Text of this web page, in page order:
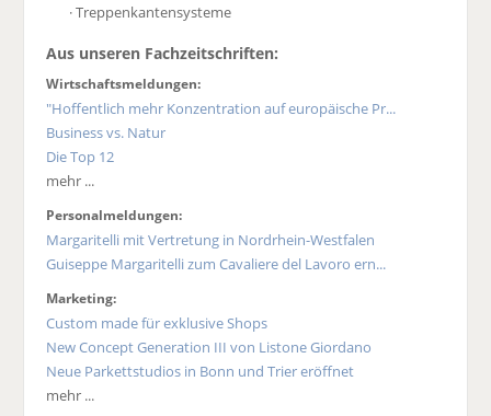
· Treppenkantensysteme
Aus unseren Fachzeitschriften:
Wirtschaftsmeldungen:
"Hoffentlich mehr Konzentration auf europäische Pr...
Business vs. Natur
Die Top 12
mehr ...
Personalmeldungen:
Margaritelli mit Vertretung in Nordrhein-Westfalen
Guiseppe Margaritelli zum Cavaliere del Lavoro ern...
Marketing:
Custom made für exklusive Shops
New Concept Generation III von Listone Giordano
Neue Parkettstudios in Bonn und Trier eröffnet
mehr ...